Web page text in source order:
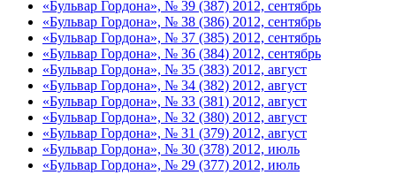
«Бульвар Гордона», № 39 (387) 2012, сентябрь
«Бульвар Гордона», № 38 (386) 2012, сентябрь
«Бульвар Гордона», № 37 (385) 2012, сентябрь
«Бульвар Гордона», № 36 (384) 2012, сентябрь
«Бульвар Гордона», № 35 (383) 2012, август
«Бульвар Гордона», № 34 (382) 2012, август
«Бульвар Гордона», № 33 (381) 2012, август
«Бульвар Гордона», № 32 (380) 2012, август
«Бульвар Гордона», № 31 (379) 2012, август
«Бульвар Гордона», № 30 (378) 2012, июль
«Бульвар Гордона», № 29 (377) 2012, июль